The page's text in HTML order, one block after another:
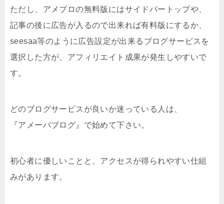
ただし、アメブロの無料版にはサイドバートップや、
記事の後に広告が入るので出来れば有料版にするか、
seesaa等のように広告設定が出来るブログサービスを
選択した方が、アフィリエイト成果が発生しやすいで
す。
どのブログサービスが良いか迷っている人は、
『アメーバブログ』で始めて下さい。
初心者に優しいことと、アクセスが得られやすい仕組
みがあります。